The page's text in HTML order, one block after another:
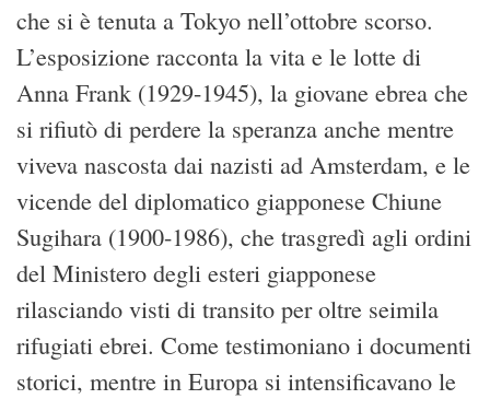
che si è tenuta a Tokyo nell’ottobre scorso.
L’esposizione racconta la vita e le lotte di
Anna Frank (1929-1945), la giovane ebrea che
si rifiutò di perdere la speranza anche mentre
viveva nascosta dai nazisti ad Amsterdam, e le
vicende del diplomatico giapponese Chiune
Sugihara (1900-1986), che trasgredì agli ordini
del Ministero degli esteri giapponese
rilasciando visti di transito per oltre seimila
rifugiati ebrei. Come testimoniano i documenti
storici, mentre in Europa si intensificavano le